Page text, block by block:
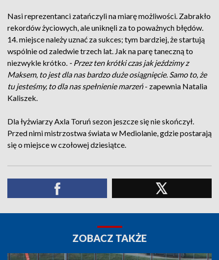
Nasi reprezentanci zatańczyli na miarę możliwości. Zabrakło
rekordów życiowych, ale uniknęli za to poważnych błędów.
14. miejsce należy uznać za sukces; tym bardziej, że startują
wspólnie od zaledwie trzech lat. Jak na parę taneczną to
niezwykle krótko. - Przez ten krótki czas jak jeździmy z
Maksem, to jest dla nas bardzo duże osiągnięcie. Samo to, że
tu jesteśmy, to dla nas spełnienie marzeń- zapewnia Natalia
Kaliszek.
Dla łyżwiarzy Axla Toruń sezon jeszcze się nie skończył.
Przed nimi mistrzostwa świata w Mediolanie, gdzie postarają
się o miejsce w czołowej dziesiątce.
ZOBACZ TAKŻE